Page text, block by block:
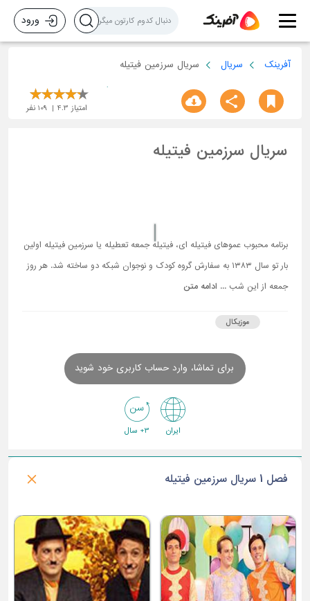
ورود
آفرینک سریال سریال سرزمین فیتیله
امتیاز 4.3
109 نفر
سریال سرزمین فیتیله
برنامه محبوب عموهای فیتیله ای، فیتیله جمعه تعطیله یا سرزمین فیتیله اولین
بار تو سال ۱۳۸۳ به سفارش گروه کودک و نوجوان شبکه دو ساخته شد. هر روز
جمعه از این شب ... ادامه متن
موزیکال
برای تماشا، وارد حساب کاربری خود شوید
ایران 3+ سال
فصل 1 سریال سرزمین فیتیله